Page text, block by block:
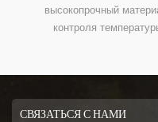
портативный
высокопрочный
контроля
СВЯЗАТЬСЯ С НАМИ